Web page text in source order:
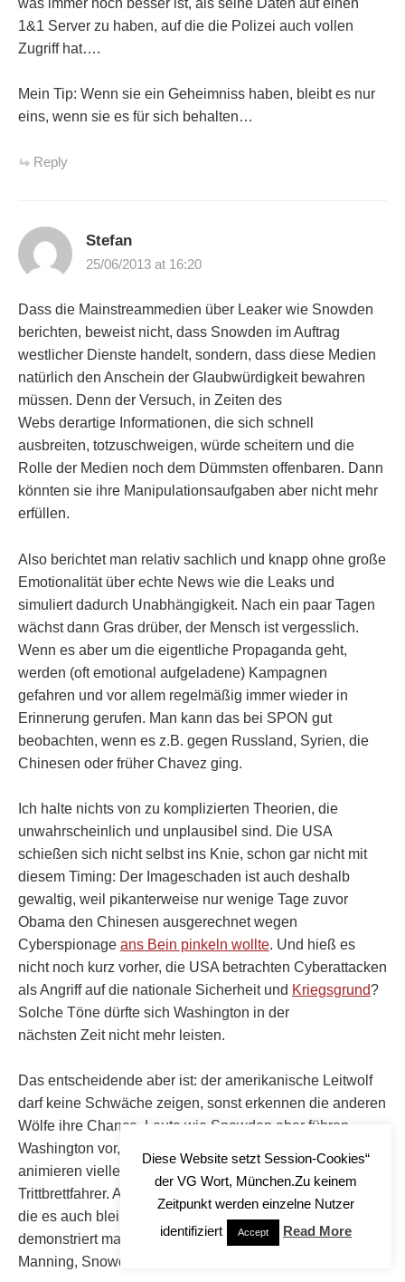
1&1 Server zu haben, auf die die Polizei auch vollen
Zugriff hat….
Mein Tip: Wenn sie ein Geheimniss haben, bleibt es nur
eins, wenn sie es für sich behalten…
Reply
Stefan
25/06/2013 at 16:20
Dass die Mainstreammedien über Leaker wie Snowden
berichten, beweist nicht, dass Snowden im Auftrag
westlicher Dienste handelt, sondern, dass diese Medien
natürlich den Anschein der Glaubwürdigkeit bewahren
müssen. Denn der Versuch, in Zeiten des
Webs derartige Informationen, die sich schnell
ausbreiten, totzuschweigen, würde scheitern und die
Rolle der Medien noch dem Dümmsten offenbaren. Dann
könnten sie ihre Manipulationsaufgaben aber nicht mehr
erfüllen.
Also berichtet man relativ sachlich und knapp ohne große
Emotionalität über echte News wie die Leaks und
simuliert dadurch Unabhängigkeit. Nach ein paar Tagen
wächst dann Gras drüber, der Mensch ist vergesslich.
Wenn es aber um die eigentliche Propaganda geht,
werden (oft emotional aufgeladene) Kampagnen
gefahren und vor allem regelmäßig immer wieder in
Erinnerung gerufen. Man kann das bei SPON gut
beobachten, wenn es z.B. gegen Russland, Syrien, die
Chinesen oder früher Chavez ging.
Ich halte nichts von zu komplizierten Theorien, die
unwahrscheinlich und unplausibel sind. Die USA
schießen sich nicht selbst ins Knie, schon gar nicht mit
diesem Timing: Der Imageschaden ist auch deshalb
gewaltig, weil pikanterweise nur wenige Tage zuvor
Obama den Chinesen ausgerechnet wegen
Cyberspionage ans Bein pinkeln wollte. Und hieß es
nicht noch kurz vorher, die USA betrachten Cyberattacken
als Angriff auf die nationale Sicherheit und Kriegsgrund?
Solche Töne dürfte sich Washington in der
nächsten Zeit nicht mehr leisten.
Das entscheidende aber ist: der amerikanische Leitwolf
darf keine Schwäche zeigen, sonst erkennen die anderen
Wölfe ihre Chance. Leute wie Snowden aber führen
Washington vor, untergraben dessen Autorität und
animieren vielleicht sogar
Trittbrettfahrer. Auf Dauer kann so etwas keine Obrigkeit,
die es auch bleiben will, tolerieren. Deswegen
demonstriert man in der Verfolgung von Assange,
Manning, Snowden abschreckende Härte.
Diese Website setzt Session-Cookies“
der VG Wort, München.Zu keinem
Zeitpunkt werden einzelne Nutzer
identifiziert
Accept Read More